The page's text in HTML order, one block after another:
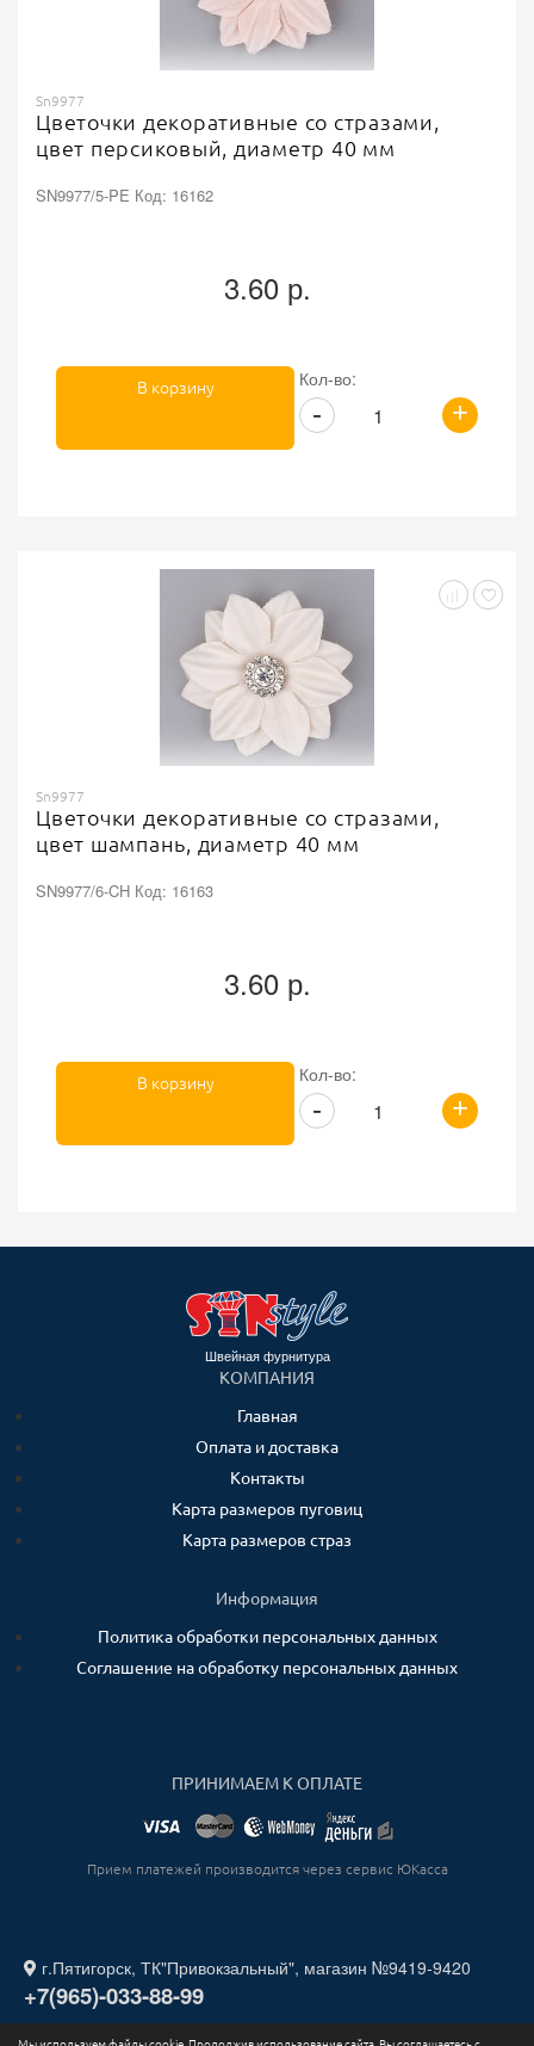
Sn9977
Цветочки декоративные со стразами,
цвет персиковый, диаметр 40 мм
SN9977/5-PE Код: 16162
3.60 р.
Кол-во:
+
-
В корзину
Sn9977
Цветочки декоративные со стразами,
цвет шампань, диаметр 40 мм
SN9977/6-CH Код: 16163
3.60 р.
Кол-во:
+
-
В корзину
Швейная фурнитура
КОМПАНИЯ
Главная
Оплата и доставка
Контакты
Карта размеров пуговиц
Карта размеров страз
Информация
Политика обработки персональных данных
Соглашение на обработку персональных данных
ПРИНИМАЕМ К ОПЛАТЕ
Прием платежей производится через сервис ЮКасса
г.Пятигорск, ТК"Привокзальный", магазин №9419-9420
+7(965)-033-88-99